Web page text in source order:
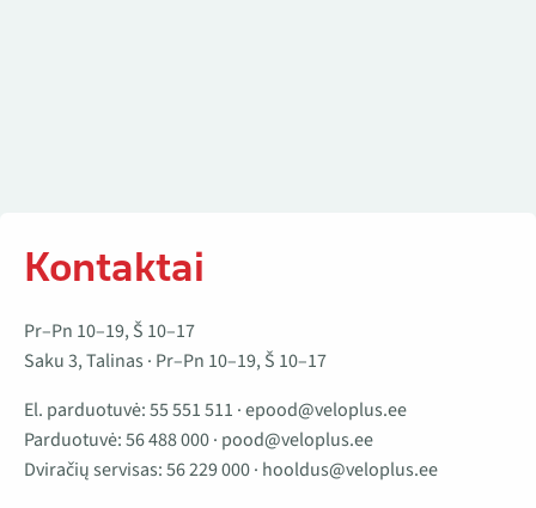
Kontaktai
Pr–Pn 10–19, Š 10–17
Saku 3, Talinas · Pr–Pn 10–19, Š 10–17
El. parduotuvė:55 551 511 ·epood@veloplus.ee
Parduotuvė:56 488 000· pood@veloplus.ee
Dviračių servisas:56 229 000· hooldus@veloplus.ee